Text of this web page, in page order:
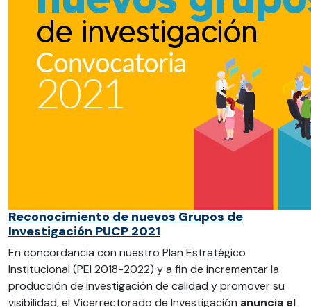
Reconocimiento de nuevos Grupos de
Investigación PUCP 2021
En concordancia con nuestro Plan Estratégico
Institucional (PEI 2018-2022) y a fin de incrementar la
producción de investigación de calidad y promover su
visibilidad, el Vicerrectorado de Investigación anuncia el